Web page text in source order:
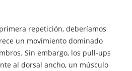
repetición, deberíamos
un movimiento dominado
Sin embargo, los pull-ups
al dorsal ancho, un músculo